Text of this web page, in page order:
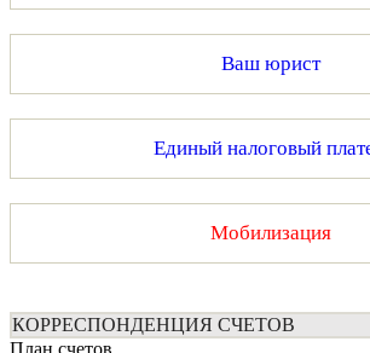
Ваш юрист
Единый налоговый
Мобилизация
КОРРЕСПОНДЕНЦИЯ СЧЕТОВ